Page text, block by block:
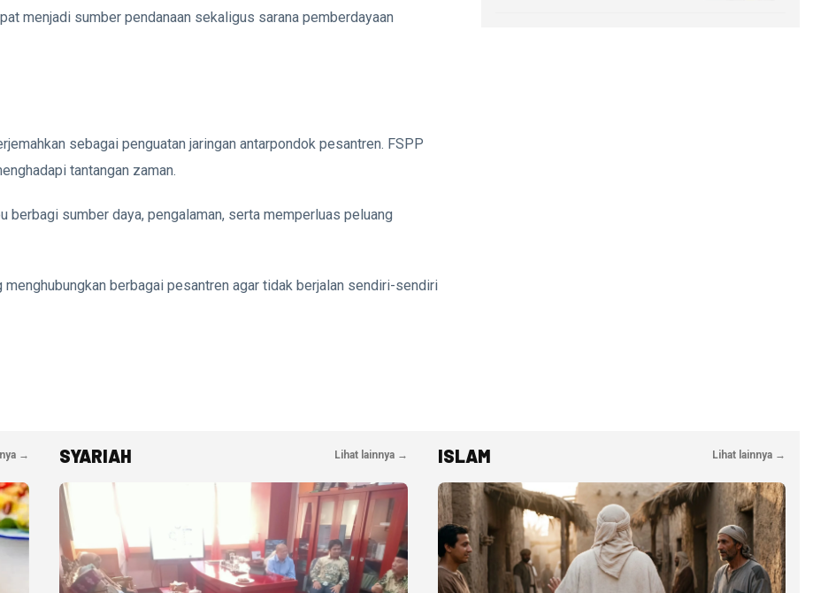
menjadi sumber pendanaan sekaligus sarana pemberdayaan
sebagai penguatan jaringan antarpondok pesantren. FSPP
tantangan zaman.
berbagi sumber daya, pengalaman, serta memperluas peluang
berbagai pesantren agar tidak berjalan sendiri-sendiri
→ SYARIAH Lihat lainnya → ISLAM Lihat lainnya →